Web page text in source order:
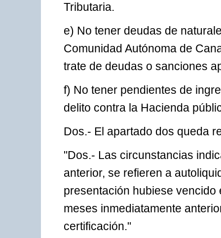
Tributaria.
e) No tener deudas de
Comunidad Autónoma de
trate de deudas o sanciones
f) No tener pendientes de
delito contra la Hacienda
Dos.- El apartado dos queda
"Dos.- Las circunstancias
anterior, se refieren a
presentación hubiese
meses inmediatamente
certificación."